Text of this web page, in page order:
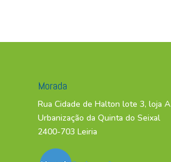
Morada
Rua Cidade de Halton lote 3, loja A
Urbanização da Quinta do Seixal
2400-703 Leiria